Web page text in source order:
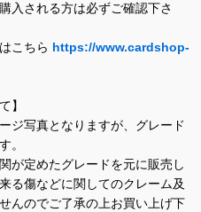
入される方は必ずご確認下さ
こちら https://www.cardshop-
】
ジ写真となりますが、グレード
。
が定めたグレードを元に販売し
る傷などに関してのクレーム及
んのでご了承の上お買い上げ下